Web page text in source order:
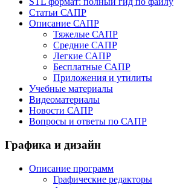
Статьи САПР
Описание САПР
Тяжелые САПР
Средние САПР
Легкие САПР
Бесплатные САПР
Приложения и утилиты
Учебные материалы
Видеоматериалы
Новости САПР
Вопросы и ответы по САПР
Графика и дизайн
Описание программ
Графические редакторы